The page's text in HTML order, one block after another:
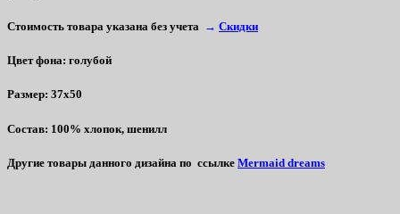
Стоимость товара указана без учета → Скидки
Цвет фона: голубой
Размер: 37х50
Состав: 100% хлопок, шенилл
Другие товары данного дизайна по ссылке Mermaid dreams